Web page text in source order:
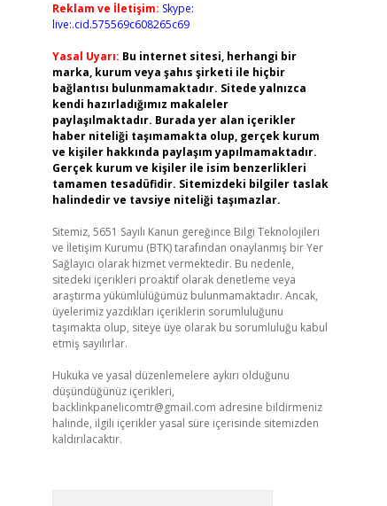
Reklam ve İletişim: Skype:
live:.cid.575569c608265c69
Yasal Uyarı: Bu internet sitesi, herhangi bir
marka, kurum veya şahıs şirketi ile hiçbir
bağlantısı bulunmamaktadır. Sitede yalnızca
kendi hazırladığımız makaleler
paylaşılmaktadır. Burada yer alan içerikler
haber niteliği taşımamakta olup, gerçek kurum
ve kişiler hakkında paylaşım yapılmamaktadır.
Gerçek kurum ve kişiler ile isim benzerlikleri
tamamen tesadüfidir. Sitemizdeki bilgiler taslak
halindedir ve tavsiye niteliği taşımazlar.
Sitemiz, 5651 Sayılı Kanun gereğince Bilgi Teknolojileri
ve İletişim Kurumu (BTK) tarafından onaylanmış bir Yer
Sağlayıcı olarak hizmet vermektedir. Bu nedenle,
sitedeki içerikleri proaktif olarak denetleme veya
araştırma yükümlülüğümüz bulunmamaktadır. Ancak,
üyelerimiz yazdıkları içeriklerin sorumluluğunu
taşımakta olup, siteye üye olarak bu sorumluluğu kabul
etmiş sayılırlar.
Hukuka ve yasal düzenlemelere aykırı olduğunu
düşündüğünüz içerikleri,
backlinkpanelicomtr@gmail.com adresine bildirmeniz
halinde, ilgili içerikler yasal süre içerisinde sitemizden
kaldırılacaktır.